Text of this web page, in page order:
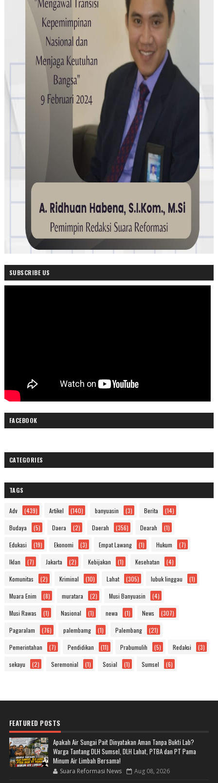
SUBSCRIBE US
FACEBOOK
CATEGORIES
TAGS
Adv (439) Artikel (140) banyuasin (3) Berita (14)
Budaya (5) Daera (2) Daerah (356) Dearah (1)
Edukasi (19) Ekonomi (3) Empat Lawang (1) Hukum (7)
Iklan (7) Jakarta (2) Kebijakan (1) Kesehatan (4)
Komunitas (2) Kriminal (10) Lahat (305) lubuk linggau (1)
Muara Enim (8) muratara (2) Musi Banyuasin (4)
Musi Rawas (1) Nasional (1) newa (1) News (307)
Pagaralam (76) palembamg (1) Palembang (21)
Pemerintahan (7) Pendidikan (11) Prabumulih (5) Redaksi (3)
sekayu (2) Seremonial (1) Sosial (1) Sumsel (6)
FEATURED POSTS
Apakah Air Sungai Pait Dinyatakan Aman Tanpa Bukti Lab?
Warga Tantang DLH Sumsel, DLH Lahat, PTBA dan PT Pama
Minum Air Limbah Bersama!
Suara Reformasi News Aug 08, 2026